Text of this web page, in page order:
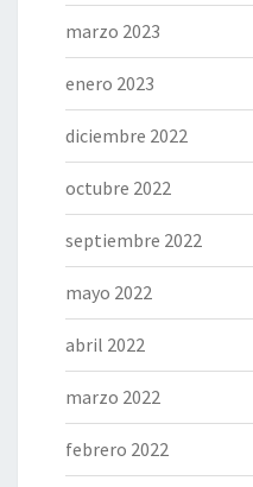
marzo 2023
enero 2023
diciembre 2022
octubre 2022
septiembre 2022
mayo 2022
abril 2022
marzo 2022
febrero 2022